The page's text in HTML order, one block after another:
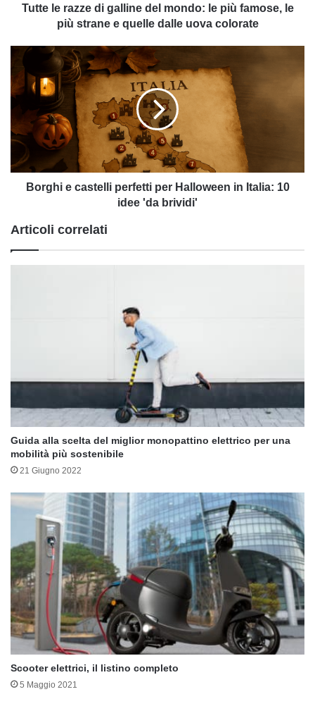
famose,
strane
e
quelle
dalle
uova
colorate
Tutte le razze di galline del mondo: le più famose, le
più strane e quelle dalle uova colorate
Borghi
e
castelli
perfetti
per
Halloween
in
Italia:
10
Borghi e castelli perfetti per Halloween in Italia: 10
idee 'da brividi'
Articoli correlati
Guida alla scelta del miglior monopattino elettrico per una
mobilità più sostenibile
21 Giugno 2022
Scooter elettrici, il listino completo
5 Maggio 2021